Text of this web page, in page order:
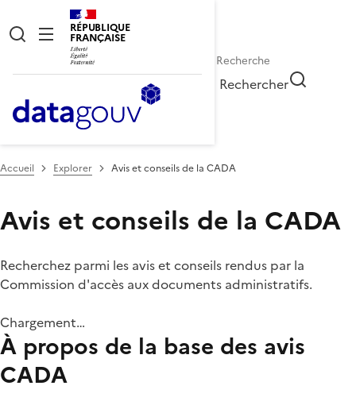
RÉPUBLIQUE
FRANÇAISE
Rechercher
Accueil Explorer Avis et conseils de la CADA
Avis et conseils de la CADA
Recherchez parmi les avis et conseils rendus par la
Commission d'accès aux documents administratifs.
Chargement…
À propos de la base des avis
CADA